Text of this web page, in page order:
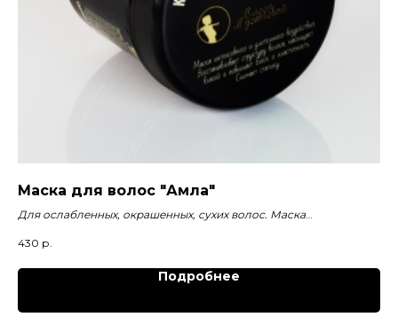
Маска для волос "Амла"
Для ослабленных, окрашенных, сухих волос. Маска
структуру волоса, увлажняет, придает блеск и эластичность.
430 р.
Подробнее